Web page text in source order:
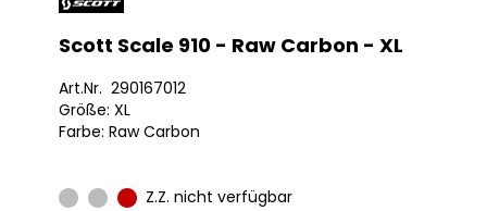
Scott Scale 910 - Raw Carbon - XL
Art.Nr. 290167012
Größe: XL
Farbe: Raw Carbon
Z.Z. nicht verfügbar